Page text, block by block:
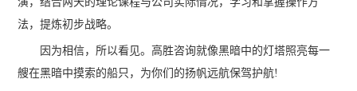
法，提炼初步战略。
因为相信，所以看见。高胜咨询就像黑暗中的灯塔照亮每一
艘在黑暗中摸索的船只，为你们的扬帆远航保驾护航!